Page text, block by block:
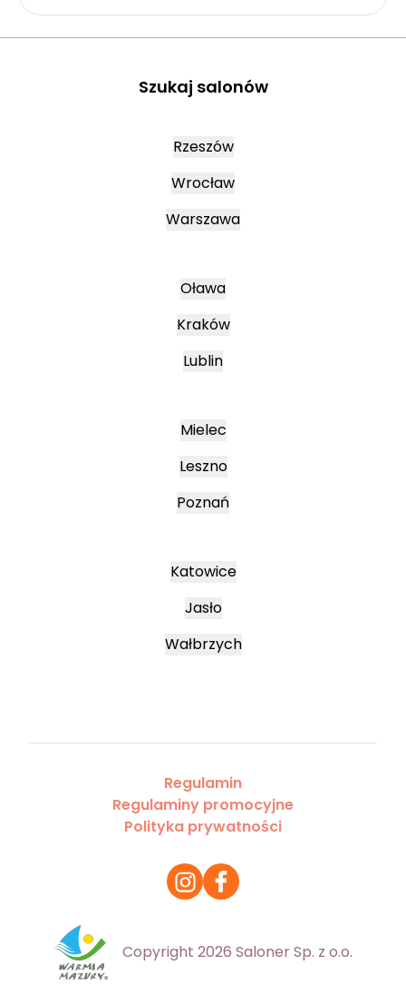
Szukaj salonów
Rzeszów
Wrocław
Warszawa
Oława
Kraków
Lublin
Mielec
Leszno
Poznań
Katowice
Jasło
Wałbrzych
Regulamin
Regulaminy promocyjne
Polityka prywatności
Copyright 2026 Saloner Sp. z o.o.